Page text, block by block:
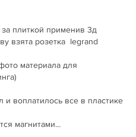
за плиткой применив 3д
взята розетка legrand
материала для
и воплатилось все в пластике
магнитами...